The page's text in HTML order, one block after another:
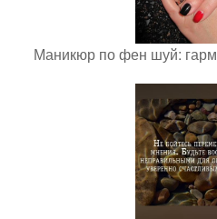
Маникюр по фен шуй: